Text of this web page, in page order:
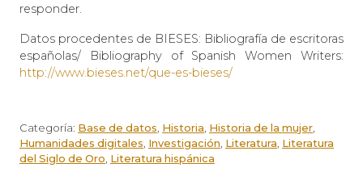
responder.
Datos procedentes de BIESES: Bibliografía de escritoras
españolas/ Bibliography of Spanish Women Writers:
http://www.bieses.net/que-es-bieses/
Categoría: Base de datos Historia Historia de la mujer
Humanidades digitales Investigación Literatura Literatura
del Siglo de Oro Literatura hispánica